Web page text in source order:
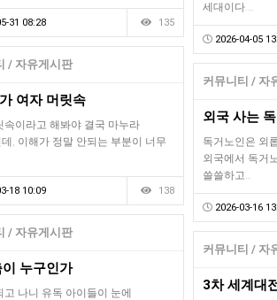
31 08:28 135
세대이다.…
2026-04-05
/ 자유게시판
여자 머릿속
속이라고 해봐야 결국 마누라
, 이해가 정말 안되는 부분이 너무
18 10:09 138
커뮤니티 / 자
외국 사는
독거노인은 외
외국에서 독거
쓸쓸하고…
2026-03-16
/ 자유게시판
누구인가
고 나니 유독 아이들이 눈에
커뮤니티 / 자
3차 세계대